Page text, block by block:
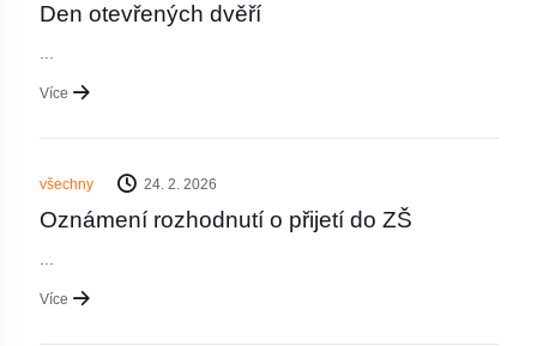
Den otevřených dvěří
Více
všechny 24. 2. 2026
Oznámení rozhodnutí o přijetí do ZŠ
Více